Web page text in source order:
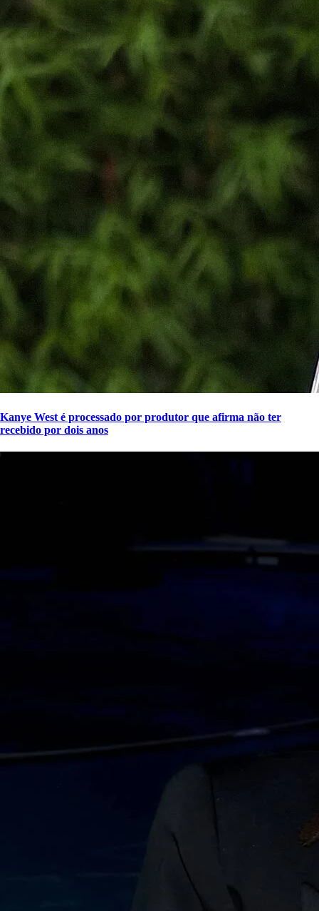
Kanye West é processado por produtor que afirma não ter
recebido por dois anos